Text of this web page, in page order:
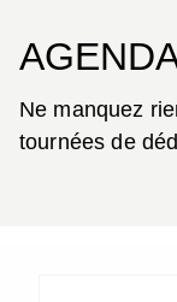
Ne manquez
tournées de